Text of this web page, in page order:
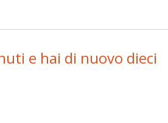
e hai di nuovo dieci